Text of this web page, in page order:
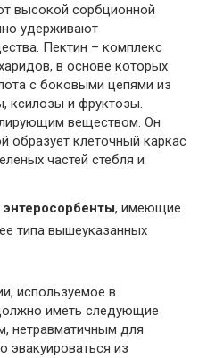
высокой сорбционной
удерживают
Пектин – комплекс
в основе которых
с боковыми цепями из
ксилозы и фруктозы.
веществом. Он
образует клеточный каркас
частей стебля и
, имеющие
типа вышеуказанных
используемое в
иметь следующие
нетравматичным для
эвакуироваться из